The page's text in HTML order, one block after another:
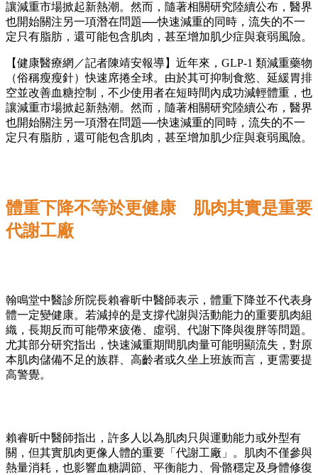
讓減重市場掀起新熱潮。然而，隨著相關研究陸續公布，醫界
也開始關注另一項潛在問題──快速減重的同時，流失的不一
定只有脂肪，還可能包含肌肉，甚至增加肌少症與衰弱風險。
【健康醫療網／記者陳靖安報導】近年來，GLP-1 類減重藥物
（俗稱瘦瘦針）快速席捲全球。由於其可抑制食慾、延緩胃排
空並改善血糖控制，不少使用者在短時間內成功減輕體重，也
讓減重市場掀起新熱潮。然而，隨著相關研究陸續公布，醫界
也開始關注另一項潛在問題──快速減重的同時，流失的不一
定只有脂肪，還可能包含肌肉，甚至增加肌少症與衰弱風險。
體重下降不等於更健康 肌肉其實是重要
代謝工廠
翰鳴堂中醫診所院長賴睿昕中醫師表示，體重下降並不代表身
體一定變健康。若減掉的是支撐代謝與活動能力的重要肌肉組
織，長期反而可能帶來疲倦、虛弱、代謝下降與復胖等問題。
尤其部分研究指出，快速減重期間肌肉量可能明顯流失，對原
本肌肉儲備不足的族群、高齡者或久坐上班族而言，更需要提
高警覺。
賴睿昕中醫師指出，許多人以為肌肉只與運動能力或外型有
關，但其實肌肉更像人體的重要「代謝工廠」。肌肉不僅參與
熱量消耗，也影響血糖調節、平衡能力、骨骼穩定及身體修復